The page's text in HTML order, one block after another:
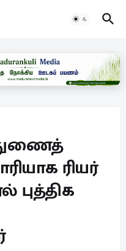
ரியர்
புத்திக